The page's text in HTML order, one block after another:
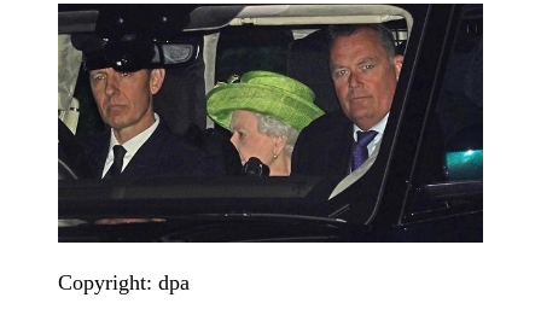
Copyright: dpa